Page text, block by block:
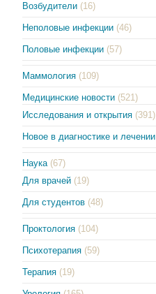
Возбудители (16)
Неполовые инфекции (46)
Половые инфекции (57)
Маммология (109)
Медицинские новости (521)
Исследования и открытия (391)
Новое в диагностике и лечении
Наука (67)
Для врачей (19)
Для студентов (48)
Проктология (104)
Психотерапия (59)
Терапия (19)